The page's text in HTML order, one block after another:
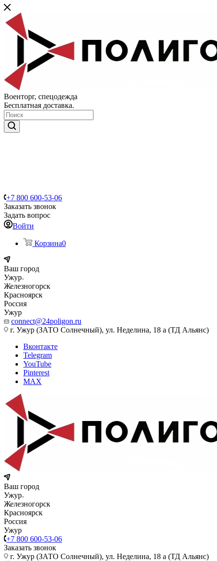
Военторг, спецодежда
Бесплатная доставка.
+7 800 600-53-06
Заказать звонок
Задать вопрос
Войти
Корзина0
Ваш город
Ужур
Железногорск
Красноярск
Россия
Ужур
connect@24poligon.ru
г. Ужур (ЗАТО Солнечный), ул. Неделина, 18 а (ТД Альянс)
Вконтакте
Telegram
YouTube
Pinterest
MAX
Ваш город
Ужур
Железногорск
Красноярск
Россия
Ужур
+7 800 600-53-06
Заказать звонок
г. Ужур (ЗАТО Солнечный), ул. Неделина, 18 а (ТД Альянс)